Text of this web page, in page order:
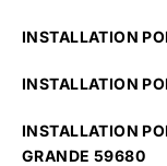
INSTALLATION
INSTALLATION
INSTALLATION
GRANDE 59680